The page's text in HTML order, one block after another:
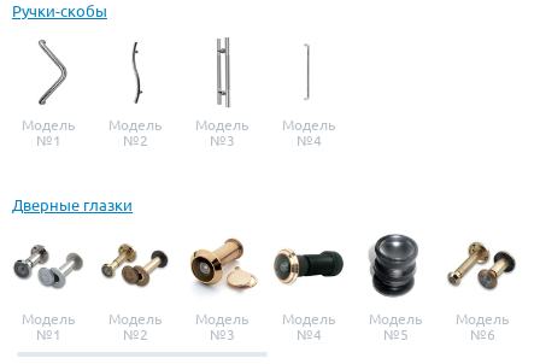
Ручки-скобы
Модель
№1
Модель
№2
Модель
№3
Модель
№4
Дверные глазки
Модель
№1
Модель
№2
Модель
№3
Модель
№4
Модель
№5
Модель
№6